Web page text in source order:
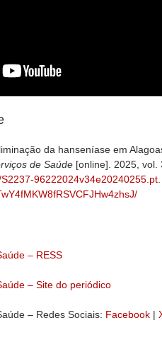
da hanseníase em
de Saúde [online]. 2025, vol.
96222024v34e20240255.pt
– RESS
– Site do periódico
– Redes Sociais: Facebook |